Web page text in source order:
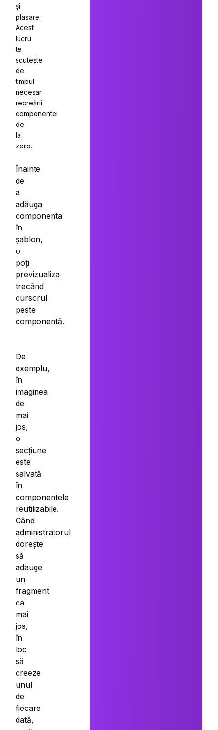
și
plasare.
Acest
lucru
te
scutește
de
timpul
necesar
recreării
componentei
de
la
zero.
Înainte
de
a
adăuga
componenta
în
șablon,
o
poți
previzualiza
trecând
cursorul
peste
componentă.
De
exemplu,
în
imaginea
de
mai
jos,
o
secțiune
este
salvată
în
componentele
reutilizabile.
Când
administratorul
dorește
să
adauge
un
fragment
ca
mai
jos,
în
loc
să
creeze
unul
de
fiecare
dată,